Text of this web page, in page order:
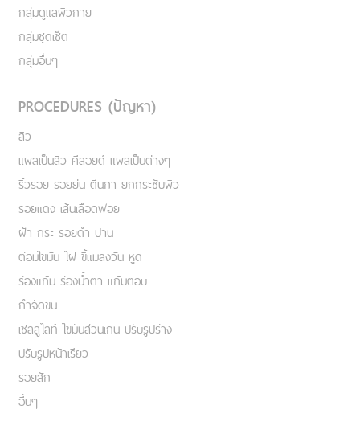
กลุ่มดูแลผิวกาย
กลุ่มชุดเซ็ต
กลุ่มอื่นๆ
PROCEDURES (ปัญหา)
สิว
แผลเป็นสิว คีลอยด์ แผลเป็นต่างๆ
ริ้วรอย รอยย่น ตีนกา ยกกระชับผิว
รอยแดง เส้นเลือดฟอย
ฝ้า กระ รอยดำ ปาน
ต่อมไขมัน ไฝ ขี้แมลงวัน หูด
ร่องแก้ม ร่องน้ำตา แก้มตอบ
กำจัดขน
เชลลูไลท์ ไขมันส่วนเกิน ปรับรูปร่าง
ปรับรูปหน้าเรียว
รอยสัก
อื่นๆ